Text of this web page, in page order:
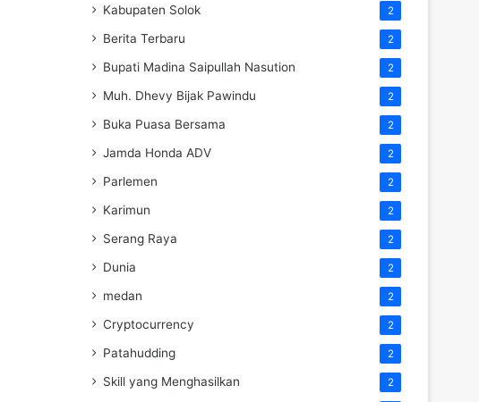
Kabupaten Solok 2
Berita Terbaru 2
Bupati Madina Saipullah Nasution 2
Muh. Dhevy Bijak Pawindu 2
Buka Puasa Bersama 2
Jamda Honda ADV 2
Parlemen 2
Karimun 2
Serang Raya 2
Dunia 2
medan 2
Cryptocurrency 2
Patahudding 2
Skill yang Menghasilkan 2